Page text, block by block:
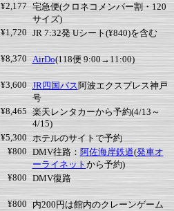
¥2,177 宅急便(クロネコメンバー割・120
サイズ)
¥1,720 JR 7:32発 Uシート(¥840)を含む
¥8,370 AirDo(118便 9:00→11:00)
¥3,600 JR四国バス阿波エクスプレス神戸
号
¥8,465 楽天レンタカーから予約(4/13～
4/15)
¥5,300 ホテルのサイトで予約
¥800 DMV往路： 阿佐海岸鉄道(発車オ
ーライネットから予約)
¥800 DMV復路
¥800
内200円は館内のクレーンゲーム